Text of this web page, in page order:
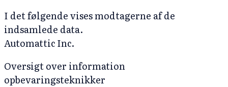
I det følgende vises modtagerne af de
indsamlede data.
Automattic Inc.
Oversigt over information
opbevaringsteknikker